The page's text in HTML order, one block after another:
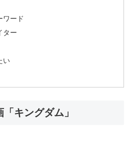
ワード
ター
い
キングダム」